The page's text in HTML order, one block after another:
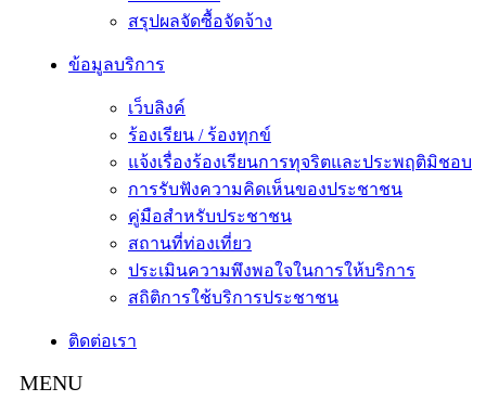
สรุปผลจัดซื้อจัดจ้าง
ข้อมูลบริการ
เว็บลิงค์
ร้องเรียน / ร้องทุกข์
แจ้งเรื่องร้องเรียนการทุจริตและประพฤติมิชอบ
การรับฟังความคิดเห็นของประชาชน
คู่มือสำหรับประชาชน
สถานที่ท่องเที่ยว
ประเมินความพึงพอใจในการให้บริการ
สถิติการใช้บริการประชาชน
ติดต่อเรา